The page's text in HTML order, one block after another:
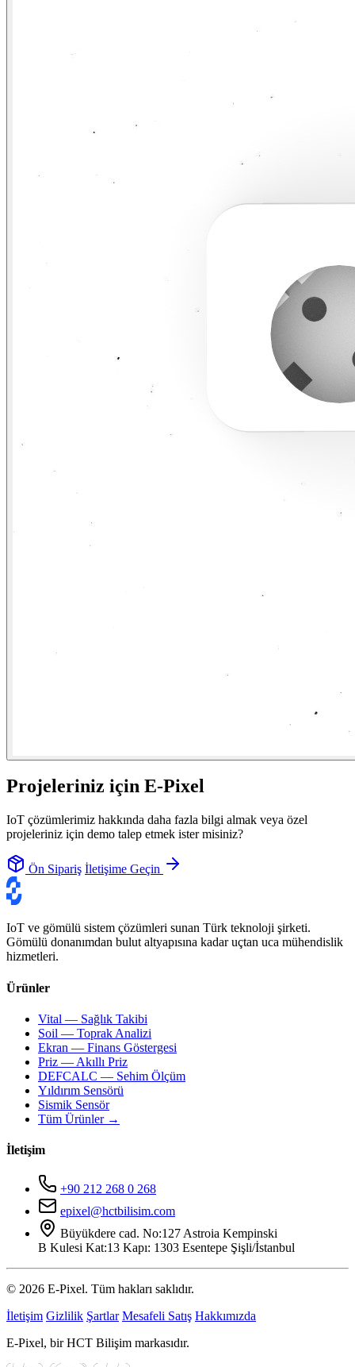
Projeleriniz için E-Pixel
IoT çözümlerimiz hakkında daha fazla bilgi almak veya özel
projeleriniz için demo talep etmek ister misiniz?
Ön Sipariş İletişime Geçin
IoT ve gömülü sistem çözümleri sunan Türk teknoloji şirketi.
Gömülü donanımdan bulut altyapısına kadar uçtan uca mühendislik
hizmetleri.
Ürünler
Vital — Sağlık Takibi
Soil — Toprak Analizi
Ekran — Finans Göstergesi
Priz — Akıllı Priz
DEFCALC — Sehim Ölçüm
Yıldırım Sensörü
Sismik Sensör
Tüm Ürünler →
İletişim
+90 212 268 0 268
epixel@hctbilisim.com
Büyükdere cad. No:127 Astroia Kempinski
B Kulesi Kat:13 Kapı: 1303 Esentepe Şişli/İstanbul
© 2026 E-Pixel. Tüm hakları saklıdır.
İletişim Gizlilik Şartlar Mesafeli Satış Hakkımızda
E-Pixel, bir HCT Bilişim markasıdır.